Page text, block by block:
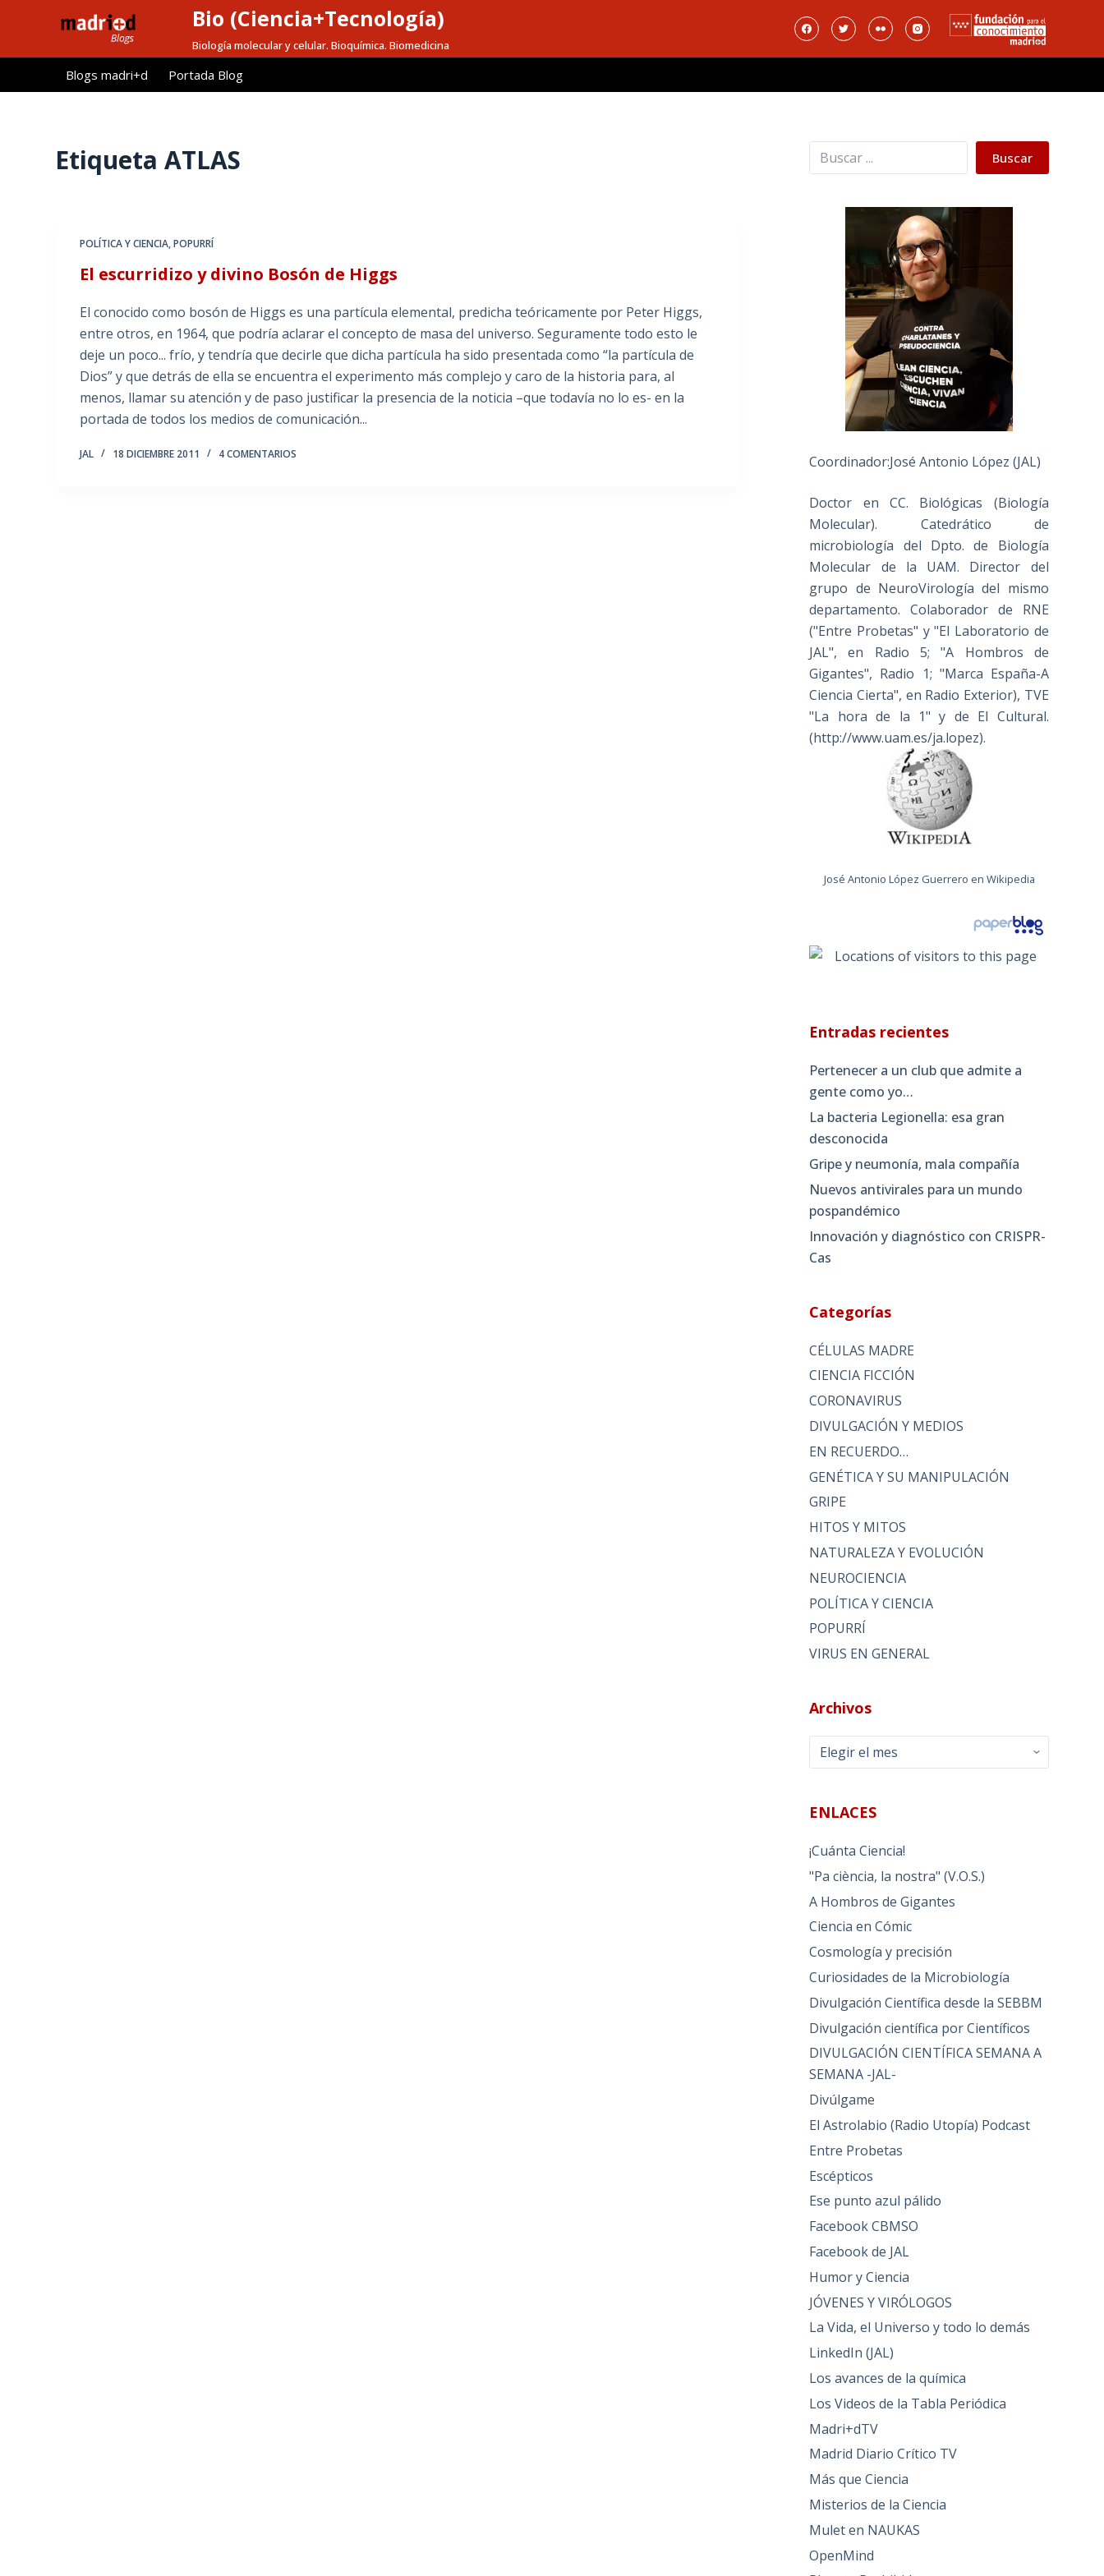
l
Bio (Ciencia+Tecnología)
Biología molecular y celular. Bioquímica. Biomedicina
Blogs madri+d Portada Blog
Etiqueta ATLAS
POLÍTICA Y CIENCIA,POPURRÍ
El escurridizo y divino Bosón de Higgs
El conocido como bosón de Higgs es una partícula elemental, predicha teóricamente por Peter Higgs,
entre otros, en 1964, que podría aclarar el concepto de masa del universo. Seguramente todo esto le
deje un poco... frío, y tendría que decirle que dicha partícula ha sido presentada como “la partícula de
Dios” y que detrás de ella se encuentra el experimento más complejo y caro de la historia para, al
menos, llamar su atención y de paso justificar la presencia de la noticia –que todavía no lo es- en la
portada de todos los medios de comunicación...
JAL 18 DICIEMBRE 2011 4 COMENTARIOS
Buscar Buscar
Coordinador:José Antonio López (JAL)
Doctor en CC. Biológicas (Biología
Molecular). Catedrático de
microbiología del Dpto. de Biología
Molecular de la UAM. Director del
grupo de NeuroVirología del mismo
departamento. Colaborador de RNE
("Entre Probetas" y "El Laboratorio de
JAL", en Radio 5; "A Hombros de
Gigantes", Radio 1; "Marca España-A
Ciencia Cierta", en Radio Exterior), TVE
"La hora de la 1" y de El Cultural.
(http://www.uam.es/ja.lopez).
José Antonio López Guerrero en Wikipedia
Entradas recientes
Pertenecer a un club que admite a
gente como yo…
La bacteria Legionella: esa gran
desconocida
Gripe y neumonía, mala compañía
Nuevos antivirales para un mundo
pospandémico
Innovación y diagnóstico con CRISPR-
Cas
Categorías
CÉLULAS MADRE
CIENCIA FICCIÓN
CORONAVIRUS
DIVULGACIÓN Y MEDIOS
EN RECUERDO…
GENÉTICA Y SU MANIPULACIÓN
GRIPE
HITOS Y MITOS
NATURALEZA Y EVOLUCIÓN
NEUROCIENCIA
POLÍTICA Y CIENCIA
POPURRÍ
VIRUS EN GENERAL
Archivos
Archivos
ENLACES
¡Cuánta Ciencia!
"Pa ciència, la nostra" (V.O.S.)
A Hombros de Gigantes
Ciencia en Cómic
Cosmología y precisión
Curiosidades de la Microbiología
Divulgación Científica desde la SEBBM
Divulgación científica por Científicos
DIVULGACIÓN CIENTÍFICA SEMANA A
SEMANA -JAL-
Divúlgame
El Astrolabio (Radio Utopía) Podcast
Entre Probetas
Escépticos
Ese punto azul pálido
Facebook CBMSO
Facebook de JAL
Humor y Ciencia
JÓVENES Y VIRÓLOGOS
La Vida, el Universo y todo lo demás
LinkedIn (JAL)
Los avances de la química
Los Videos de la Tabla Periódica
Madri+dTV
Madrid Diario Crítico TV
Más que Ciencia
Misterios de la Ciencia
Mulet en NAUKAS
OpenMind